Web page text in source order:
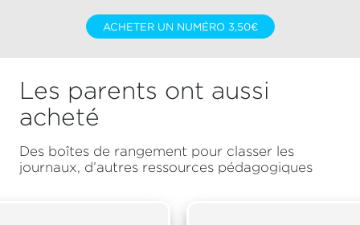
ACHETER UN NUMÉRO 3,50€
Les parents ont aussi
acheté
Des boîtes de rangement pour classer les
journaux, d’autres ressources pédagogiques